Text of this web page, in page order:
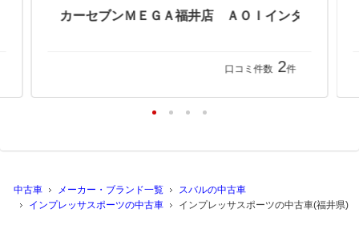
口コミ件数 2件
中古車 メーカー・ブランド一覧
スバルの中古車
インプレッサスポーツの中古車
インプレッサスポーツの中古車(福井県)